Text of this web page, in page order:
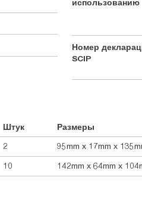
использованию
Номер
SCIP
Штук Размеры
2 95mm x 17mm x
10 142mm x 64mm x